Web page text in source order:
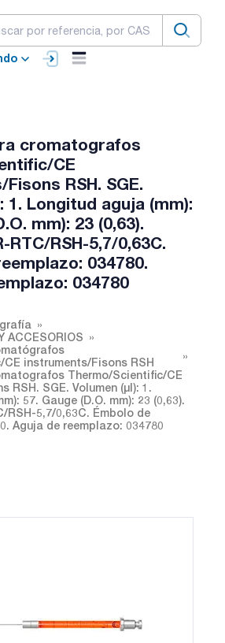
cromatografos
CE
RSH. SGE.
1. Longitud aguja (mm):
mm): 23 (0,63).
RTC/RSH-5,7/0,63C.
034780.
034780
ACCESORIOS
instruments/Fisons RSH
Thermo/Scientific/CE
RSH. SGE. Volumen (µl): 1.
57. Gauge (D.O. mm): 23 (0,63).
RSH-5,7/0,63C. Émbolo de
Aguja de reemplazo: 034780